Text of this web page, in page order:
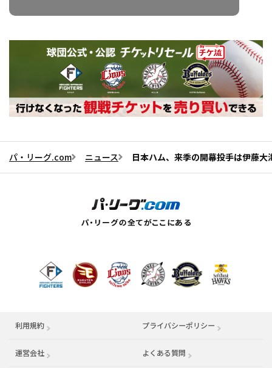
パ・リーグ.com ニュース 日本ハム、来季の開幕投手は伊藤
利用規約 プライバシーポリシー
運営会社 （別ウィンドウで開く） よくある質問